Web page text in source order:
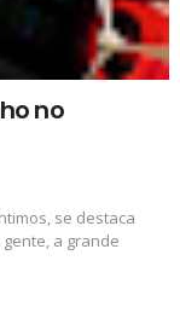
no
se destaca
a grande